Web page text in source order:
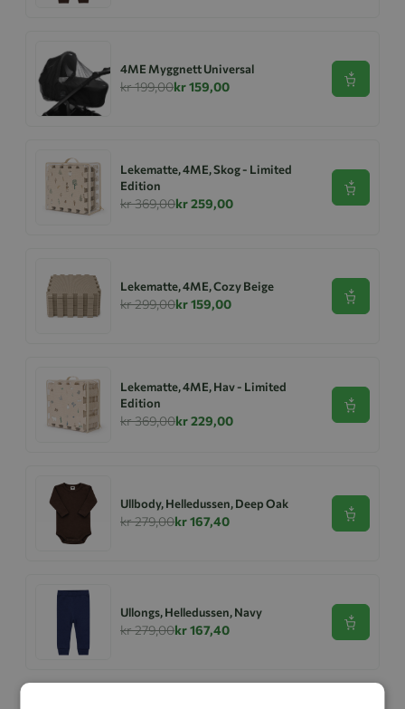
4ME Myggnett Universal
kr 199,00kr 159,00 Se
Lekematte, 4ME, Skog - Limited
Edition
kr 369,00kr 259,00
Se
Lekematte, 4ME, Cozy Beige
kr 299,00kr 159,00 Se
Lekematte, 4ME, Hav - Limited
Edition
kr 369,00kr 229,00
Se
Ullbody, Helledussen, Deep Oak
kr 279,00kr 167,40 Se
Ullongs, Helledussen, Navy
kr 279,00kr 167,40 Se